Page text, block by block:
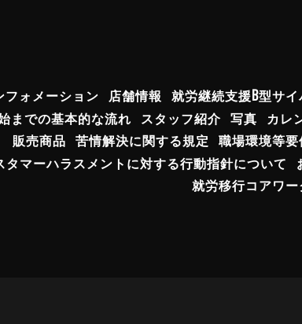
フォメーション 店舗情報 就労継続支援B型サ
までの基本的な流れ
スタッフ紹介 写真 カレ
販売商品 苦情解決に関する規定 職場環境等
タマーハラスメントに対する行動指針について
就労移行コアワ